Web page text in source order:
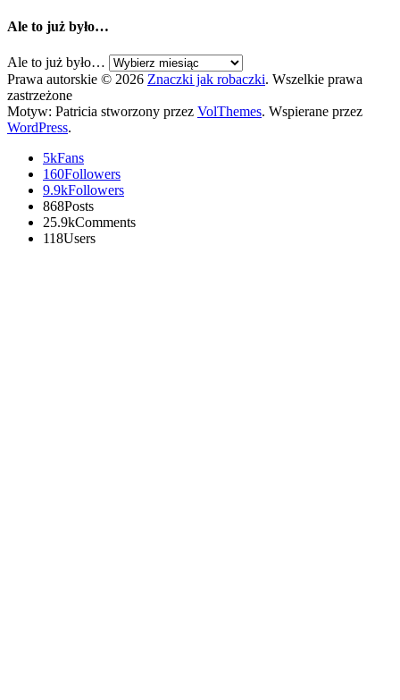
Ale to już było…
Ale to już było…
Prawa autorskie © 2026 Znaczki jak robaczki. Wszelkie prawa
zastrzeżone
Motyw: Patricia stworzony przez VolThemes. Wspierane przez
WordPress.
5kFans
160Followers
9.9kFollowers
868Posts
25.9kComments
118Users